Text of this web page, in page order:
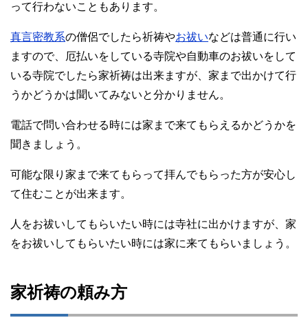
って行わないこともあります。
真言密教系の僧侶でしたら祈祷やお祓いなどは普通に行い
ますので、厄払いをしている寺院や自動車のお祓いをして
いる寺院でしたら家祈祷は出来ますが、家まで出かけて行
うかどうかは聞いてみないと分かりません。
電話で問い合わせる時には家まで来てもらえるかどうかを
聞きましょう。
可能な限り家まで来てもらって拝んでもらった方が安心し
て住むことが出来ます。
人をお祓いしてもらいたい時には寺社に出かけますが、家
をお祓いしてもらいたい時には家に来てもらいましょう。
家祈祷の頼み方